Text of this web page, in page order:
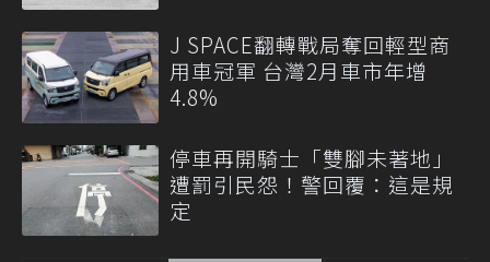
J SPACE翻轉戰局奪回輕型商
用車冠軍 台灣2月車市年增
4.8%
停車再開騎士「雙腳未著地」
遭罰引民怨！警回覆：這是規
定